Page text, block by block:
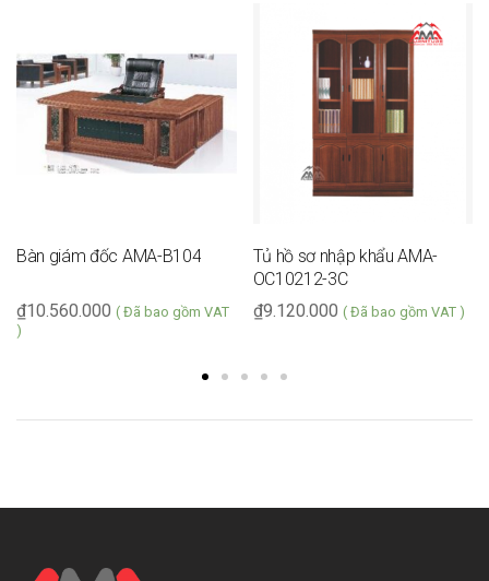
Bàn giám đốc AMA-B104
10.560.000
₫
( Đã bao gồm VAT
)
Tủ hồ sơ nhập khẩu AMA-
OC10212-3C
9.120.000
₫ ( Đã bao gồm VAT )